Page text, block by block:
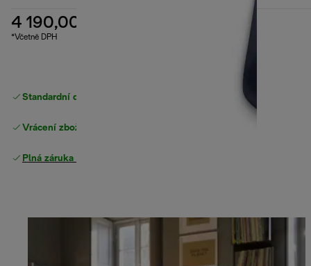
4 190,00 Kč
*Včetně DPH
Standardní doručení zdarma
Vrácení zboží zdarma
Plná záruka výrobce